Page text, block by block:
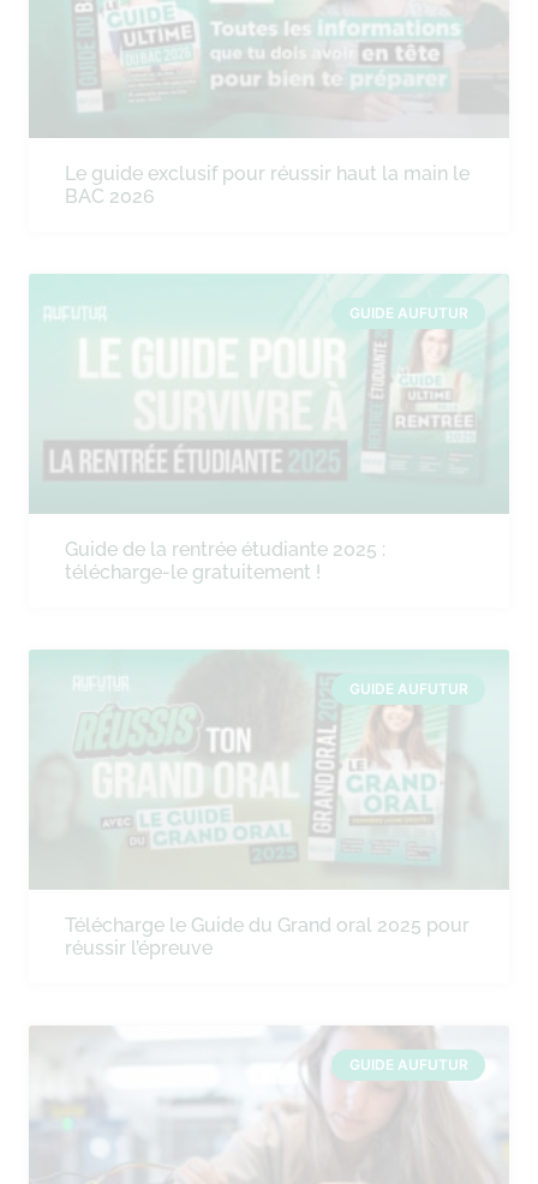
Le guide exclusif pour réussir haut la main le
BAC 2026
GUIDE AUFUTUR
Guide de la rentrée étudiante 2025 :
télécharge-le gratuitement !
GUIDE AUFUTUR
Télécharge le Guide du Grand oral 2025 pour
réussir l’épreuve
GUIDE AUFUTUR